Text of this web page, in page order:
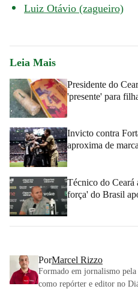
Luiz Otávio (zagueiro)
Leia Mais
Presidente do
'presente' para
Invicto contra
aproxima de
Técnico do Ceará
força' do Brasil
PorMarcel Rizzo
Formado em jornalismo
como repórter e editor no